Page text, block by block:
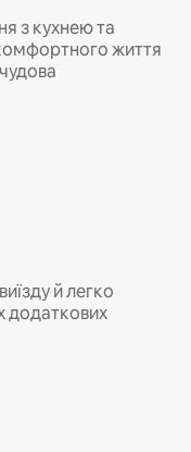
з кухнею та
життя
й легко
додаткових